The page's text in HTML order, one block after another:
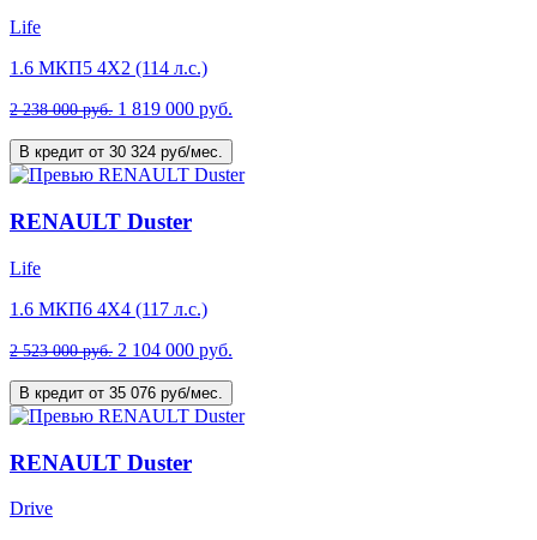
Life
1.6 МКП5 4Х2 (114 л.с.)
2 238 000 руб. 1 819 000 руб.
В кредит от 30 324 руб/мес.
RENAULT Duster
Life
1.6 МКП6 4Х4 (117 л.с.)
2 523 000 руб. 2 104 000 руб.
В кредит от 35 076 руб/мес.
RENAULT Duster
Drive